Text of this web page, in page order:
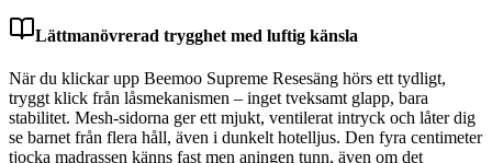
Lättmanövrerad trygghet med luftig känsla
När du klickar upp Beemoo Supreme Resesäng hörs ett tydligt,
tryggt klick från låsmekanismen – inget tveksamt glapp, bara
stabilitet. Mesh-sidorna ger ett mjukt, ventilerat intryck och låter dig
se barnet från flera håll, även i dunkelt hotelljus. Den fyra centimeter
tjocka madrassen känns fast men aningen tunn, även om det